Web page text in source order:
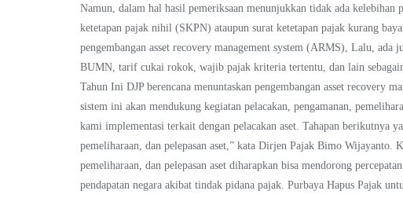
Namun, dalam hal hasil pemeriksaan menunjukkan tidak ada kelebihan
ketetapan pajak nihil (SKPN) ataupun surat ketetapan pajak kurang
pengembangan asset recovery management system (ARMS), Lalu, ada
BUMN, tarif cukai rokok, wajib pajak kriteria tertentu, dan lain
Tahun Ini DJP berencana menuntaskan pengembangan asset recovery
sistem ini akan mendukung kegiatan pelacakan, pengamanan,
kami implementasi terkait dengan pelacakan aset. Tahapan berikutnya
pemeliharaan, dan pelepasan aset,” kata Dirjen Pajak Bimo Wijayanto.
pemeliharaan, dan pelepasan aset diharapkan bisa mendorong
pendapatan negara akibat tindak pidana pajak. Purbaya Hapus Pajak